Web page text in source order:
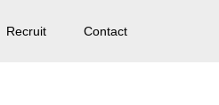
Recruit Contact